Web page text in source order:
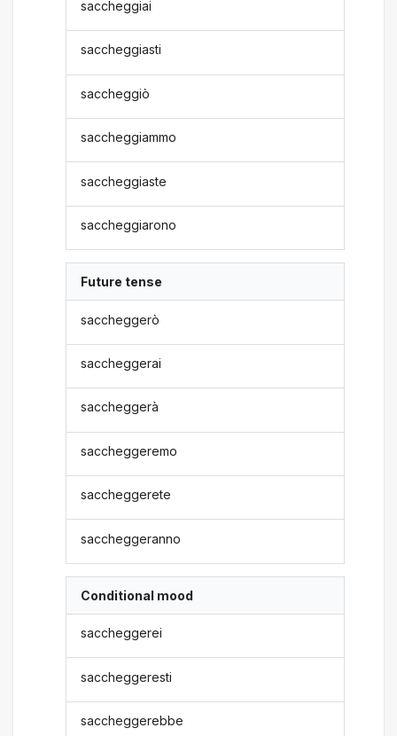
saccheggiai
saccheggiasti
saccheggiò
saccheggiammo
saccheggiaste
saccheggiarono
Future tense
saccheggerò
saccheggerai
saccheggerà
saccheggeremo
saccheggerete
saccheggeranno
Conditional mood
saccheggerei
saccheggeresti
saccheggerebbe